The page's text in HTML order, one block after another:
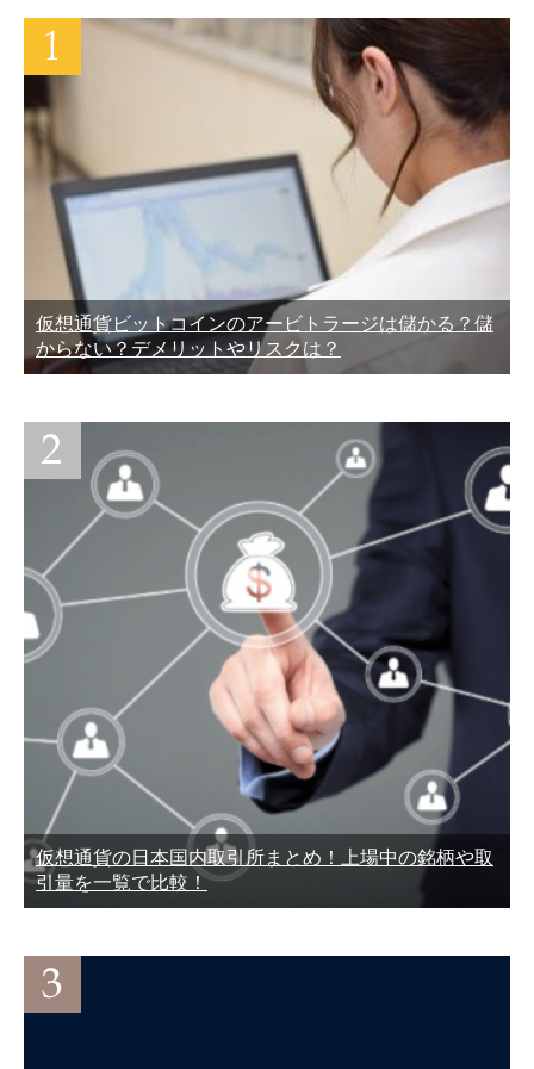
仮想通貨ビットコインのアービトラージは儲かる？儲
からない？デメリットやリスクは？
仮想通貨の日本国内取引所まとめ！上場中の銘柄や取
引量を一覧で比較！